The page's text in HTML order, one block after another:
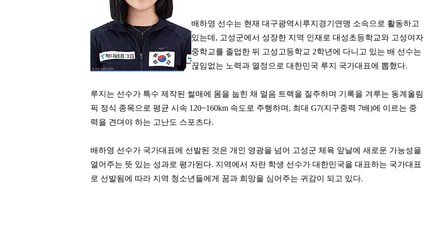
배하영 선수는 현재 대구광역시루지경기연맹 소속으로 활동하고
있는데 , 고성군에서 성장한 지역 인재로 대성초등학교와 고성여자
중학교를 졸업한 뒤 고성고등학교 2학년에 다니고 있는 배 선수는
끊임없는 노력과 열정으로 대한민국 루지 국가대표에 뽑혔다.
루지는 선수가 특수 제작된 썰매에 몸을 눕힌 채 얼음 트랙을 질주하며 기록을 겨루는 동계올림
픽 정식 종목으로 평균 시속 120~160km 속도로 주행하며 , 최대 G7(지구중력 7배)에 이르는 중
력을 견뎌야 하는 고난도 스포츠다.
배하영 선수가 국가대표에 선발된 것은 개인 영광을 넘어 고성군 체육 앞날에 새로운 가능성을
열어주는 뜻 있는 성과로 평가된다. 지역에서 자란 학생 선수가 대한민국을 대표하는 국가대표
로 선발됨에 따라 지역 청소년들에게 꿈과 희망을 심어주는 귀감이 되고 있다.